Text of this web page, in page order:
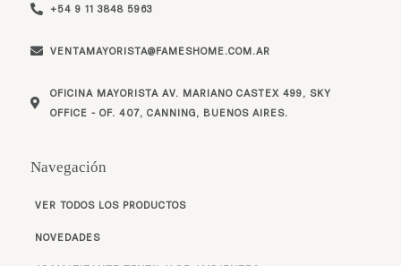
Navegación
VER TODOS LOS PRODUCTOS
NOVEDADES
+54 9 11 3848 5963
VENTAMAYORISTA@FAMESHOME.COM.AR
OFICINA MAYORISTA AV. MARIANO CASTEX 499, SKY
OFFICE - OF. 407, CANNING, BUENOS AIRES.